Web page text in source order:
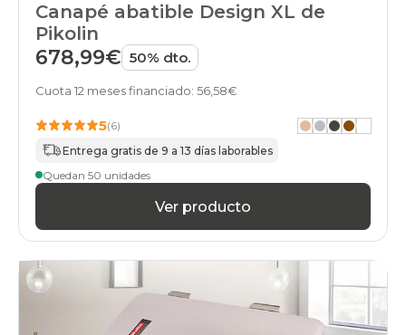
Canapé abatible Design XL de
Pikolin
678,99€ 50% dto.
Cuota 12 meses financiado: 56,58€
5(6)
Entrega gratis de 9 a 13 días laborables
Quedan 50 unidades
Ver producto